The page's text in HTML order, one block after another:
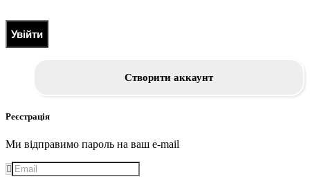
Увійти
Створити аккаунт
Реєстрація
Ми відправимо пароль на ваш e-mail